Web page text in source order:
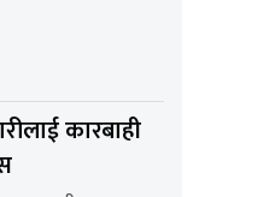
कारबाही